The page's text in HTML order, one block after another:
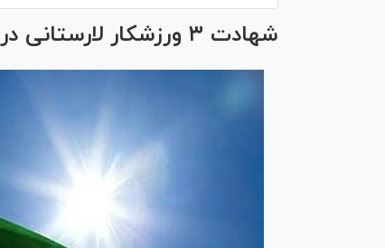
شهادت ۳ ورزشکار لارستانی در حمله رژیم صهیونی